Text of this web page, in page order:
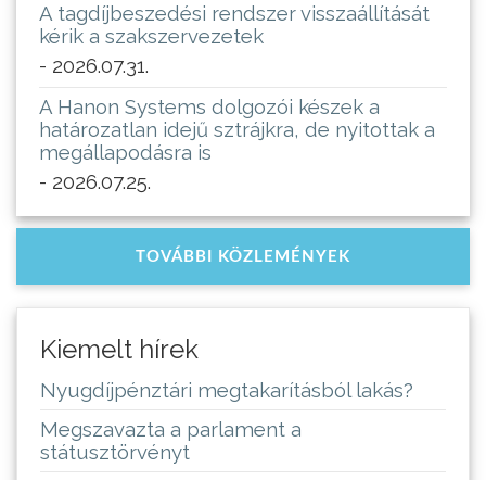
A tagdíjbeszedési rendszer visszaállítását
kérik a szakszervezetek
- 2026.07.31.
A Hanon Systems dolgozói készek a
határozatlan idejű sztrájkra, de nyitottak a
megállapodásra is
- 2026.07.25.
TOVÁBBI KÖZLEMÉNYEK
Kiemelt hírek
Nyugdíjpénztári megtakarításból lakás?
Megszavazta a parlament a
státusztörvényt